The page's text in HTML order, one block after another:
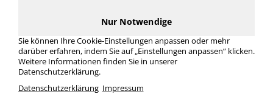
günstigen Preis. Finden Sie schnell Druckerpatronen Original
PFI-1000C mit unserer Filter-Funktion.
Druckerpatronen Original PFI-1000C
mehr Infos zur Kategorie
Nur Notwendige
Sie können Ihre Cookie-Einstellungen anpassen oder mehr
darüber erfahren, indem Sie auf „Einstellungen anpassen“ klicken.
Weitere Informationen finden Sie in unserer
Datenschutzerklärung.
Datenschutzerklärung Impressum